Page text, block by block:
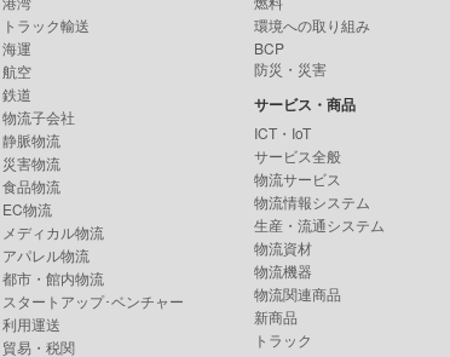
トラック輸送
海運
航空
鉄道
物流子会社
静脈物流
災害物流
食品物流
EC物流
メディカル物流
アパレル物流
都市・館内物流
スタートアップ･ベンチャー
利用運送
貿易・税関
環境への取り組み
BCP
防災・災害
サービス・商品
ICT・IoT
サービス全般
物流サービス
物流情報システム
生産・流通システム
物流資材
物流機器
物流関連商品
新商品
トラック